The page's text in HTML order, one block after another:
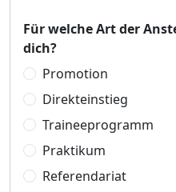
Für welche Art der
dich?
Promotion
Direkteinstieg
Traineeprogramm
Praktikum
Referendariat